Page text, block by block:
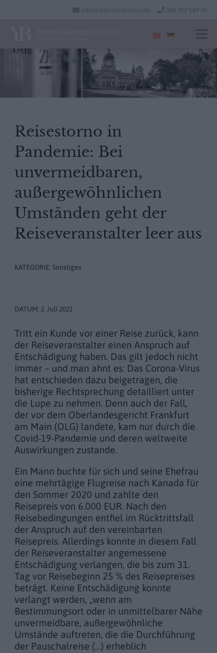
info@kanzleibirken.de 040 767 589 49
Reisestorno in
Pandemie: Bei
unvermeidbaren,
außergewöhnlichen
Umständen geht der
Reiseveranstalter leer aus
KATEGORIE: Sonstiges
DATUM: 2. Juli 2021
Tritt ein Kunde vor einer Reise zurück, kann
der Reiseveranstalter einen Anspruch auf
Entschädigung haben. Das gilt jedoch nicht
immer – und man ahnt es: Das Corona-Virus
hat entschieden dazu beigetragen, die
bisherige Rechtsprechung detailliert unter
die Lupe zu nehmen. Denn auch der Fall,
der vor dem Oberlandesgericht Frankfurt
am Main (OLG) landete, kam nur durch die
Covid-19-Pandemie und deren weltweite
Auswirkungen zustande.
Ein Mann buchte für sich und seine Ehefrau
eine mehrtägige Flugreise nach Kanada für
den Sommer 2020 und zahlte den
Reisepreis von 6.000 EUR. Nach den
Reisebedingungen entfiel im Rücktrittsfall
der Anspruch auf den vereinbarten
Reisepreis. Allerdings konnte in diesem Fall
der Reiseveranstalter angemessene
Entschädigung verlangen, die bis zum 31.
Tag vor Reisebeginn 25 % des Reisepreises
beträgt. Keine Entschädigung konnte
verlangt werden, „wenn am
Bestimmungsort oder in unmittelbarer Nähe
unvermeidbare, außergewöhnliche
Umstände auftreten, die die Durchführung
der Pauschalreise (…) erheblich